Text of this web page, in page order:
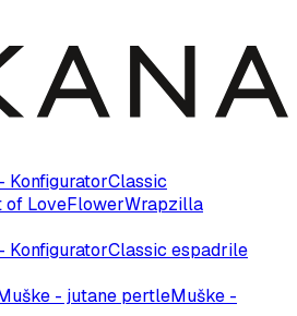
KonfiguratorClassic
of LoveFlowerWrapzilla
KonfiguratorClassic espadrile
- jutane pertleMuške -